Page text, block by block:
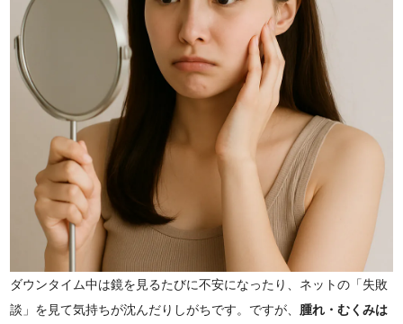
ダウンタイム中は鏡を見るたびに不安になったり、ネットの「失敗
談」を見て気持ちが沈んだりしがちです。ですが、 腫れ・むくみは